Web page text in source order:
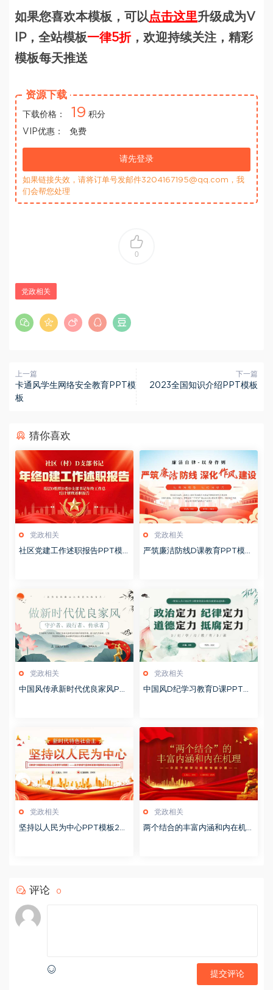
如果您喜欢本模板，可以点击这里升级成为V
IP，全站模板一律5折，欢迎持续关注，精彩
模板每天推送
资源下载
下载价格： 19 积分
VIP优惠：
免费
请先登录
如果链接失效，请将订单号发邮件3204167195@qq.com，我
们会帮您处理
0
党政相关
上一篇
卡通风学生网络安全教育PPT模
板
下一篇
2023全国知识介绍PPT模板
猜你喜欢
党政相关
社区党建工作述职报告PPT模
党政相关
严筑廉洁防线D课教育PPT模板
党政相关
中国风传承新时代优良家风PP
党政相关
中国风D纪学习教育D课PPT模
党政相关
坚持以人民为中心PPT模板20
党政相关
两个结合的丰富内涵和内在机理
评论 0
提交评论